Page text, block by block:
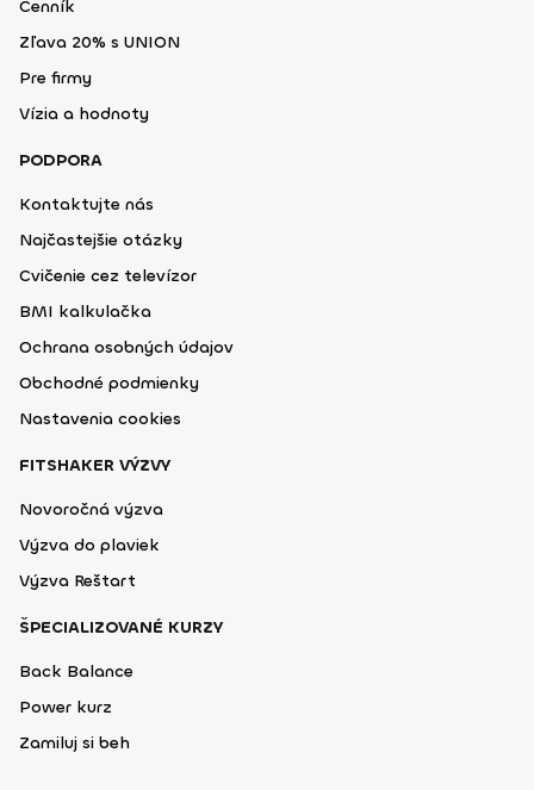
Cenník
Zľava 20% s UNION
Pre firmy
Vízia a hodnoty
PODPORA
Kontaktujte nás
Najčastejšie otázky
Cvičenie cez televízor
BMI kalkulačka
Ochrana osobných údajov
Obchodné podmienky
Nastavenia cookies
FITSHAKER VÝZVY
Novoročná výzva
Výzva do plaviek
Výzva Reštart
ŠPECIALIZOVANÉ KURZY
Back Balance
Power kurz
Zamiluj si beh